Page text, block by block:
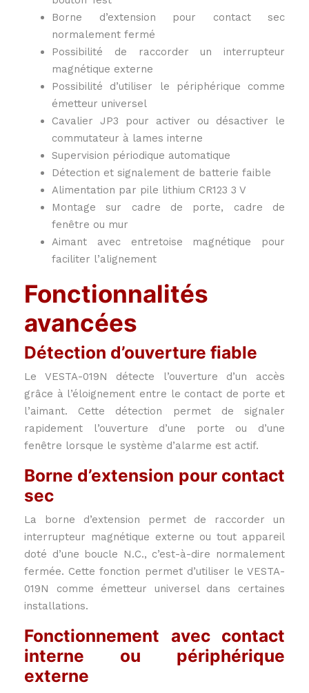
Borne d’extension pour contact sec
normalement fermé
Possibilité de raccorder un interrupteur
magnétique externe
Possibilité d’utiliser le périphérique comme
émetteur universel
Cavalier JP3 pour activer ou désactiver le
commutateur à lames interne
Supervision périodique automatique
Détection et signalement de batterie faible
Alimentation par pile lithium CR123 3 V
Montage sur cadre de porte, cadre de
fenêtre ou mur
Aimant avec entretoise magnétique pour
faciliter l’alignement
Fonctionnalités
avancées
Détection d’ouverture fiable
Le VESTA-019N détecte l’ouverture d’un accès
grâce à l’éloignement entre le contact de porte et
l’aimant. Cette détection permet de signaler
rapidement l’ouverture d’une porte ou d’une
fenêtre lorsque le système d’alarme est actif.
Borne d’extension pour contact
sec
La borne d’extension permet de raccorder un
interrupteur magnétique externe ou tout appareil
doté d’une boucle N.C., c’est-à-dire normalement
fermée. Cette fonction permet d’utiliser le VESTA-
019N comme émetteur universel dans certaines
installations.
Fonctionnement avec contact
interne ou périphérique
externe